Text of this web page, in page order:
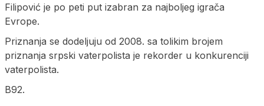
Filipović je po peti put izabran za najboljeg igrača
Evrope.
Priznanja se dodeljuju od 2008. sa tolikim brojem
priznanja srpski vaterpolista je rekorder u konkurenciji
vaterpolista.
B92.